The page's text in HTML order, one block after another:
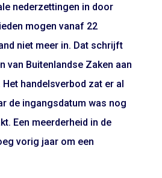
nederzettingen in door
mogen vanaf 22
niet meer in. Dat schrijft
van Buitenlandse Zaken aan
Het handelsverbod zat er al
de ingangsdatum was nog
Een meerderheid in de
vorig jaar om een